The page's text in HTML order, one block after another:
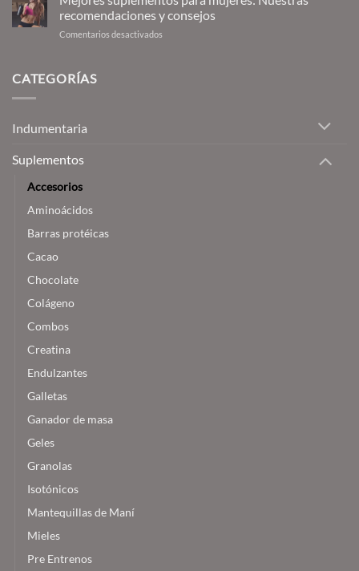
salud
recomendaciones y consejos
Comentarios desactivados
CATEGORÍAS
Indumentaria
Suplementos
Accesorios
Aminoácidos
Barras protéicas
Cacao
Chocolate
Colágeno
Combos
Creatina
Endulzantes
Galletas
Ganador de masa
Geles
Granolas
Isotónicos
Mantequillas de Maní
Mieles
Pre Entrenos